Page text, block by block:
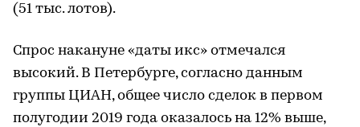
(51 тыс. лотов).
Спрос накануне «даты икс» отмечался
высокий. В Петербурге, согласно данным
группы ЦИАН, общее число сделок в первом
полугодии 2019 года оказалось на 12% выше,